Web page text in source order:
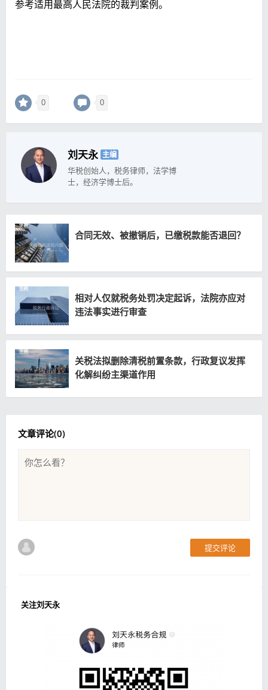
参考适用最高人民法院的裁判案例。
0 0
刘天永 主编
华税创始人，税务律师，法学博
士，经济学博士后。
合同无效、被撤销后，已缴税款能否退回？
相对人仅就税务处罚决定起诉，法院亦应对
违法事实进行审查
关税法拟删除清税前置条款，行政复议发挥
化解纠纷主渠道作用
文章评论(0)
提交评论
关注刘天永